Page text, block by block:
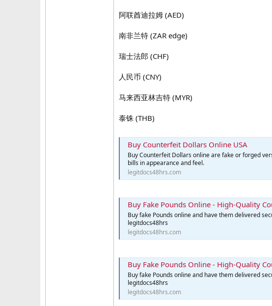
阿联酋迪拉姆 (AED)
南非兰特 (ZAR edge)
瑞士法郎 (CHF)
人民币 (CNY)
马来西亚林吉特 (MYR)
泰铢 (THB)
Buy Counterfeit Dollars Online USA
Buy Counterfeit Dollars online are fake or forged
bills in appearance and feel.
legitdocs48hrs.com
Buy Fake Pounds Online - High-Quality
Buy fake Pounds online and have them delivered
legitdocs48hrs
legitdocs48hrs.com
Buy Fake Pounds Online - High-Quality
Buy fake Pounds online and have them delivered
legitdocs48hrs
legitdocs48hrs.com